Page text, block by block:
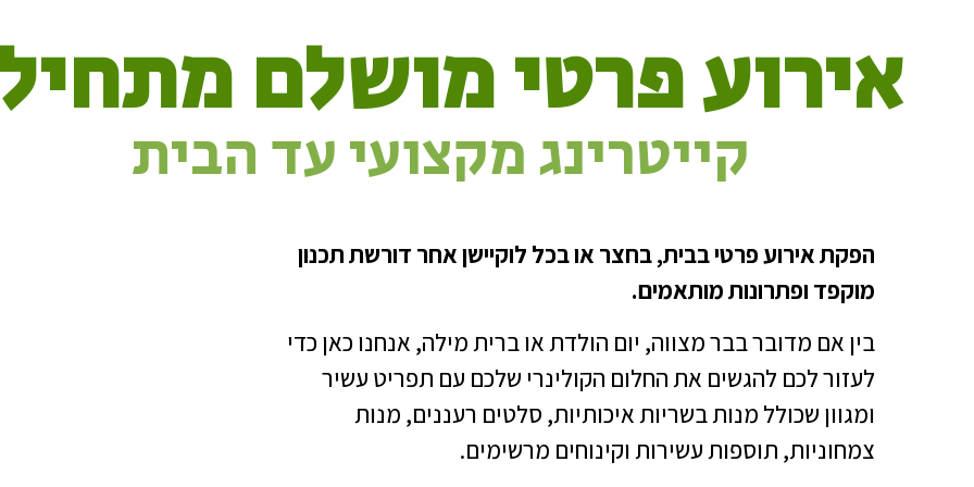
אירוע פרטי מושלם
קייטרינג מקצועי עד הבית
הפקת אירוע פרטי בבית, בחצר או בכל לוקיישן אחר דורשת תכנון
מוקפד ופתרונות מותאמים.
בין אם מדובר בבר מצווה, יום הולדת או ברית מילה, אנחנו כאן כדי
לעזור לכם להגשים את החלום הקולינרי שלכם עם תפריט עשיר
ומגוון שכולל מנות בשריות איכותיות, סלטים רעננים, מנות
צמחוניות, תוספות עשירות וקינוחים מרשימים.